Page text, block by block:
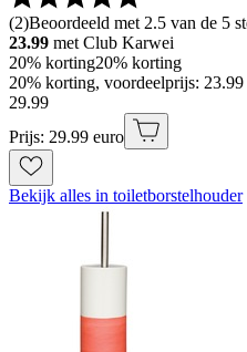
(2)Beoordeeld met 2.5 van de 5
23.99 met Club Karwei
20% korting20% korting
20% korting, voordeelprijs:
29.99
Prijs: 29.99 euro
Bekijk alles in toiletborstelhouder